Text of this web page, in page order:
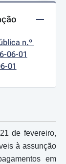
n.º
06-01
01
de fevereiro,
à assunção
em